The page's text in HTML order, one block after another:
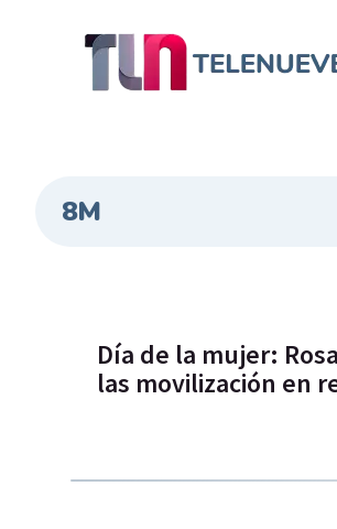
8M
Día de la mujer:
las movilización en